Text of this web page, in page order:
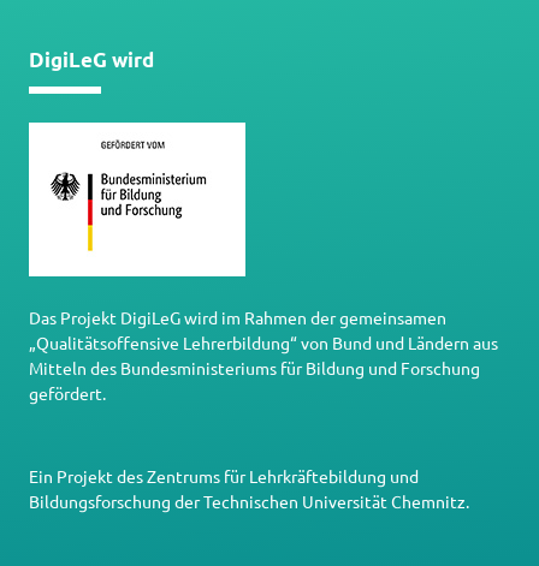
DigiLeG wird
Das Projekt DigiLeG wird im Rahmen der gemeinsamen
„Qualitätsoffensive Lehrerbildung“ von Bund und Ländern aus
Mitteln des Bundesministeriums für Bildung und Forschung
gefördert.
Ein Projekt desZentrums für Lehrkräftebildung und
Bildungsforschung derTechnischen Universität Chemnitz.